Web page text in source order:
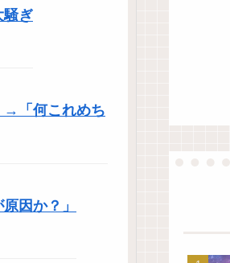
騒ぎ
→「何これめち
因か？」